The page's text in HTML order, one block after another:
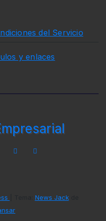
del Servicio
y enlaces
News Jackde